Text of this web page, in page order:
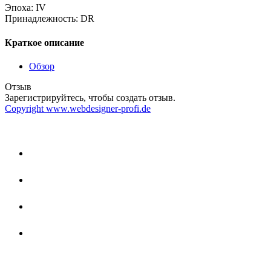
Эпоха: IV
Принадлежность: DR
Краткое описание
Обзор
Отзыв
Зарегистрируйтесь, чтобы создать отзыв.
Copyright www.webdesigner-profi.de